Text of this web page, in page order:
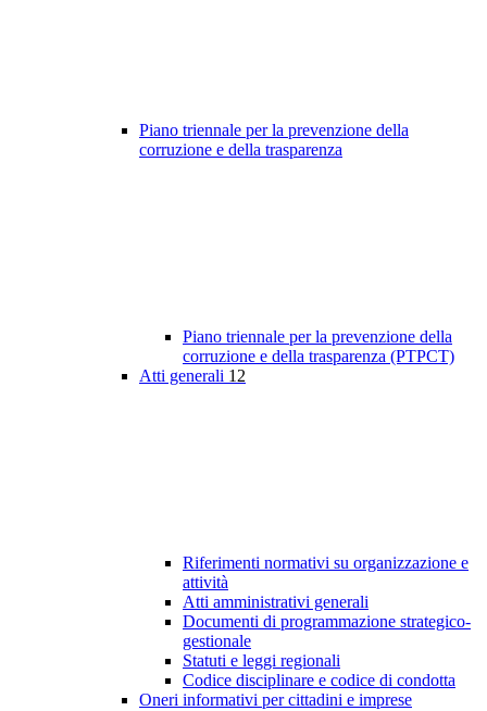
Piano triennale per la prevenzione della
corruzione e della trasparenza
Piano triennale per la prevenzione della
corruzione e della trasparenza (PTPCT)
Atti generali 12
Riferimenti normativi su organizzazione e
attività
Atti amministrativi generali
Documenti di programmazione strategico-
gestionale
Statuti e leggi regionali
Codice disciplinare e codice di condotta
Oneri informativi per cittadini e imprese